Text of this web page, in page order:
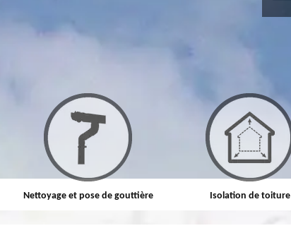
Nettoyage et pose de gouttière Isolation de toiture